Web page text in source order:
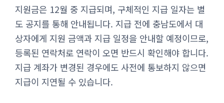
지원금은 12월 중 지급되며, 구체적인 지급 일자는 별
도 공지를 통해 안내됩니다. 지급 전에 충남도에서 대
상자에게 지원 금액과 지급 일정을 안내할 예정이므로,
등록된 연락처로 연락이 오면 반드시 확인해야 합니다.
지급 계좌가 변경된 경우에도 사전에 통보하지 않으면
지급이 지연될 수 있습니다.